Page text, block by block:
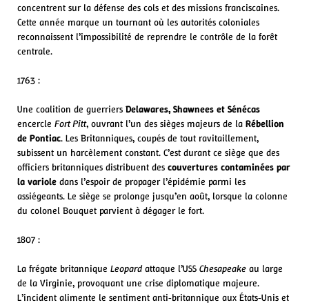
concentrent sur la défense des cols et des missions franciscaines.
Cette année marque un tournant où les autorités coloniales
reconnaissent l’impossibilité de reprendre le contrôle de la forêt
centrale.
1763 :
Une coalition de guerriers Delawares, Shawnees et Sénécas
encercle Fort Pitt, ouvrant l’un des sièges majeurs de la Rébellion
de Pontiac. Les Britanniques, coupés de tout ravitaillement,
subissent un harcèlement constant. C’est durant ce siège que des
officiers britanniques distribuent des couvertures contaminées par
la variole dans l’espoir de propager l’épidémie parmi les
assiégeants. Le siège se prolonge jusqu’en août, lorsque la colonne
du colonel Bouquet parvient à dégager le fort.
1807 :
La frégate britannique Leopardattaque l’USS Chesapeake au large
de la Virginie, provoquant une crise diplomatique majeure.
L’incident alimente le sentiment anti‑britannique aux États‑Unis et